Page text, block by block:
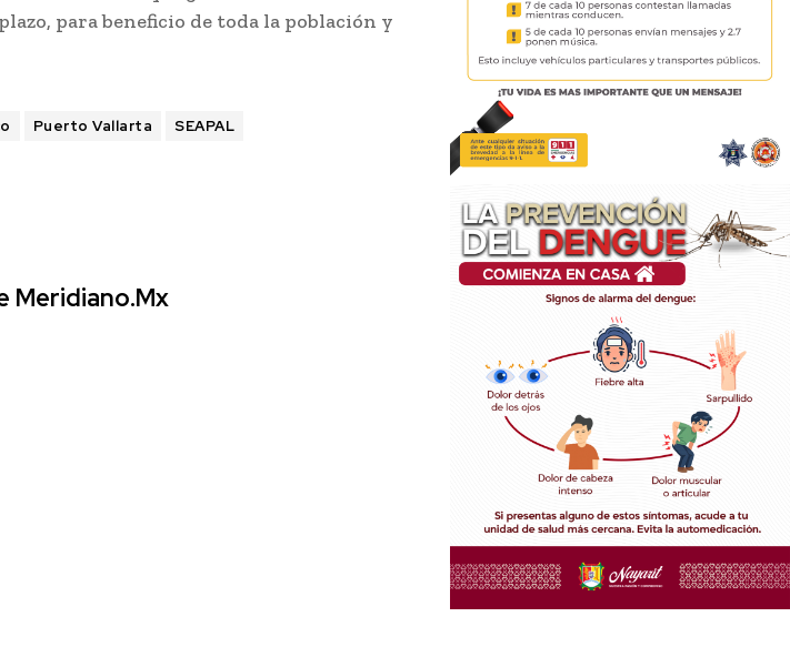
para beneficio de toda la población y
Puerto Vallarta SEAPAL
Meridiano.mx